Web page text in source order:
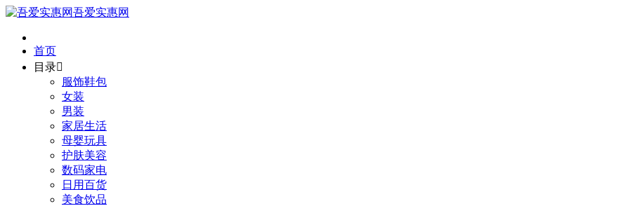
吾爱实惠网
首页
目录
服饰鞋包
女装
男装
家居生活
母婴玩具
护肤美容
数码家电
日用百货
美食饮品